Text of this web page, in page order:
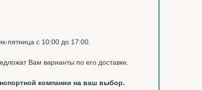
пятница с 10:00 до 17:00.
Вам варианты по его доставке.
компании на ваш выбор.